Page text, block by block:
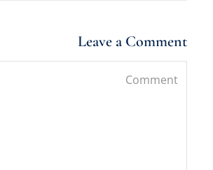
Leave a Comment